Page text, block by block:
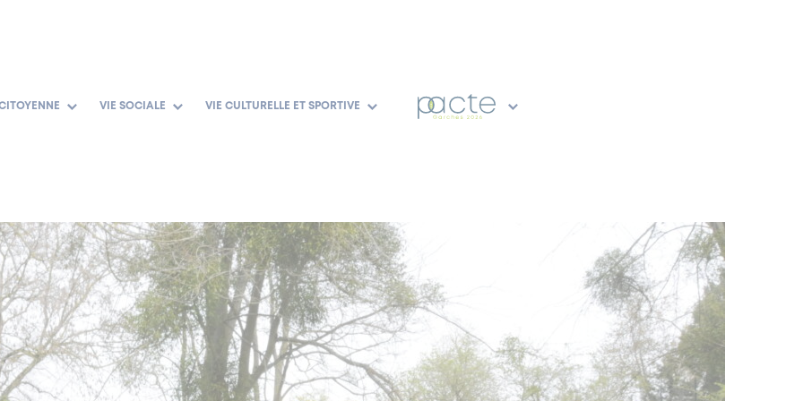
VIE SOCIALE VIE CULTURELLE ET SPORTIVE